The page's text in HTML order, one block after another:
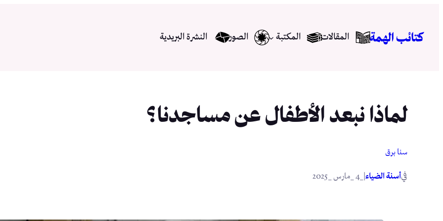
المحتوىكتائب الهمة المقالات المكتبة الصور النشرة البريدية
لماذا نبعد الأطفال عن مساجدنا؟
سنا برق
فيأسنة الضياء